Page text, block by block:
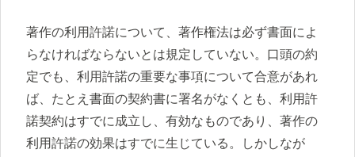
著作の利用許諾について、著作権法は必ず書面によ
らなければならないとは規定していない。口頭の約
定でも、利用許諾の重要な事項について合意があれ
ば、たとえ書面の契約書に署名がなくとも、利用許
諾契約はすでに成立し、有効なものであり、著作の
利用許諾の効果はすでに生じている。しかしなが